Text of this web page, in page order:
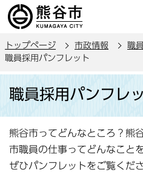
の
ー
トップページ 市政情報 職
職員採用パンフレット
職員採用パンフレ
熊谷市ってどんなところ？熊
市職員の仕事ってどんなこと
ぜひパンフレットをご覧くださ